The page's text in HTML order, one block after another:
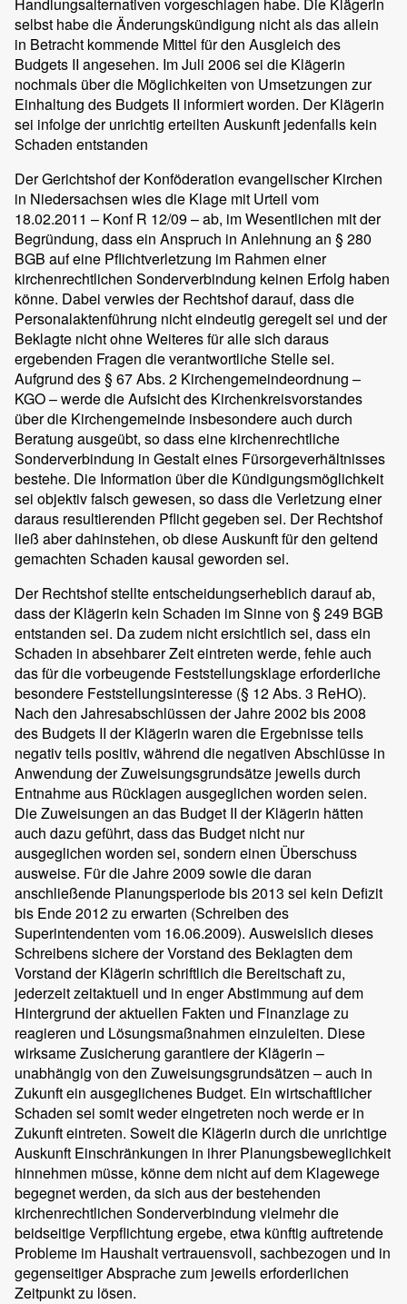
selbst habe die Änderungskündigung nicht als das allein
in Betracht kommende Mittel für den Ausgleich des
Budgets II angesehen. Im Juli 2006 sei die Klägerin
nochmals über die Möglichkeiten von Umsetzungen zur
Einhaltung des Budgets II informiert worden. Der Klägerin
sei infolge der unrichtig erteilten Auskunft jedenfalls kein
Schaden entstanden
Der Gerichtshof der Konföderation evangelischer Kirchen
in Niedersachsen wies die Klage mit Urteil vom
18.02.2011 – Konf R 12/09 – ab, im Wesentlichen mit der
Begründung, dass ein Anspruch in Anlehnung an § 280
BGB auf eine Pflichtverletzung im Rahmen einer
kirchenrechtlichen Sonderverbindung keinen Erfolg haben
könne. Dabei verwies der Rechtshof darauf, dass die
Personalaktenführung nicht eindeutig geregelt sei und der
Beklagte nicht ohne Weiteres für alle sich daraus
ergebenden Fragen die verantwortliche Stelle sei.
Aufgrund des § 67 Abs. 2 Kirchengemeindeordnung –
KGO – werde die Aufsicht des Kirchenkreisvorstandes
über die Kirchengemeinde insbesondere auch durch
Beratung ausgeübt, so dass eine kirchenrechtliche
Sonderverbindung in Gestalt eines Fürsorgeverhältnisses
bestehe. Die Information über die Kündigungsmöglichkeit
sei objektiv falsch gewesen, so dass die Verletzung einer
daraus resultierenden Pflicht gegeben sei. Der Rechtshof
ließ aber dahinstehen, ob diese Auskunft für den geltend
gemachten Schaden kausal geworden sei.
Der Rechtshof stellte entscheidungserheblich darauf ab,
dass der Klägerin kein Schaden im Sinne von § 249 BGB
entstanden sei. Da zudem nicht ersichtlich sei, dass ein
Schaden in absehbarer Zeit eintreten werde, fehle auch
das für die vorbeugende Feststellungsklage erforderliche
besondere Feststellungsinteresse (§ 12 Abs. 3 ReHO).
Nach den Jahresabschlüssen der Jahre 2002 bis 2008
des Budgets II der Klägerin waren die Ergebnisse teils
negativ teils positiv, während die negativen Abschlüsse in
Anwendung der Zuweisungsgrundsätze jeweils durch
Entnahme aus Rücklagen ausgeglichen worden seien.
Die Zuweisungen an das Budget II der Klägerin hätten
auch dazu geführt, dass das Budget nicht nur
ausgeglichen worden sei, sondern einen Überschuss
ausweise. Für die Jahre 2009 sowie die daran
anschließende Planungsperiode bis 2013 sei kein Defizit
bis Ende 2012 zu erwarten (Schreiben des
Superintendenten vom 16.06.2009). Ausweislich dieses
Schreibens sichere der Vorstand des Beklagten dem
Vorstand der Klägerin schriftlich die Bereitschaft zu,
jederzeit zeitaktuell und in enger Abstimmung auf dem
Hintergrund der aktuellen Fakten und Finanzlage zu
reagieren und Lösungsmaßnahmen einzuleiten. Diese
wirksame Zusicherung garantiere der Klägerin –
unabhängig von den Zuweisungsgrundsätzen – auch in
Zukunft ein ausgeglichenes Budget. Ein wirtschaftlicher
Schaden sei somit weder eingetreten noch werde er in
Zukunft eintreten. Soweit die Klägerin durch die unrichtige
Auskunft Einschränkungen in ihrer Planungsbeweglichkeit
hinnehmen müsse, könne dem nicht auf dem Klagewege
begegnet werden, da sich aus der bestehenden
kirchenrechtlichen Sonderverbindung vielmehr die
beidseitige Verpflichtung ergebe, etwa künftig auftretende
Probleme im Haushalt vertrauensvoll, sachbezogen und in
gegenseitiger Absprache zum jeweils erforderlichen
Zeitpunkt zu lösen.